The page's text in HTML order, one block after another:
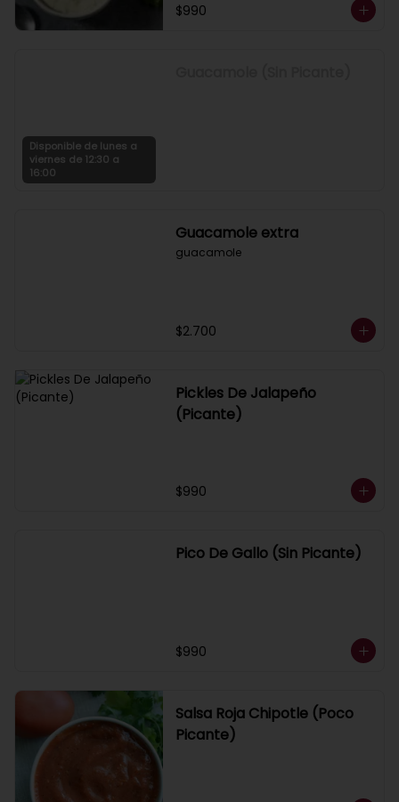
$990
Disponible de lunes a
viernes de 12:30 a
16:00
Guacamole extra
guacamole
$2.700
Pickles De Jalapeño
(Picante)
$990
Pico De Gallo (Sin Picante)
$990
Salsa Roja Chipotle (Poco
Picante)